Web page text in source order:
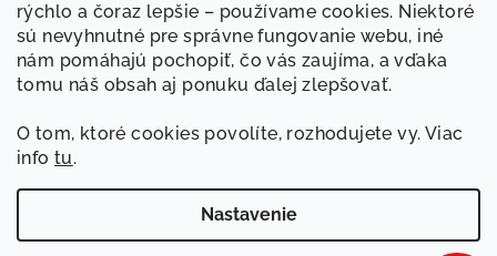
rýchlo a čoraz lepšie – používame cookies. Niektoré
sú nevyhnutné pre správnefungovanie webu, iné
nám pomáhajú pochopiť, čovás zaujíma, avďaka
tomu náš obsah aj ponukuďalej zlepšovať.
O tom, ktoré cookies povolíte, rozhodujetevy. Viac
info tu.
Nastavenie
Sledovať na Instagrame
Upraviť